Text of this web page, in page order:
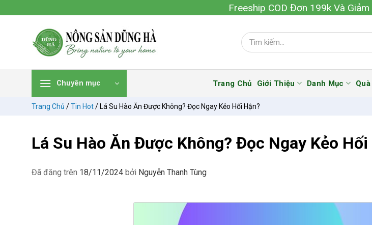
đến
Freeship COD Đơn 199k Và
Chuyên mục Trang Chủ Giới Thiệu Danh Mục
Trang Chủ /Tin Hot/ Lá Su Hào Ăn Được Không? Đọc Ngay Kẻo Hối Hận?
Lá Su Hào Ăn Được Không? Đọc Ngay Kẻo Hối
Đã đăng trên 18/11/2024 bởi Nguyễn Thanh Tùng